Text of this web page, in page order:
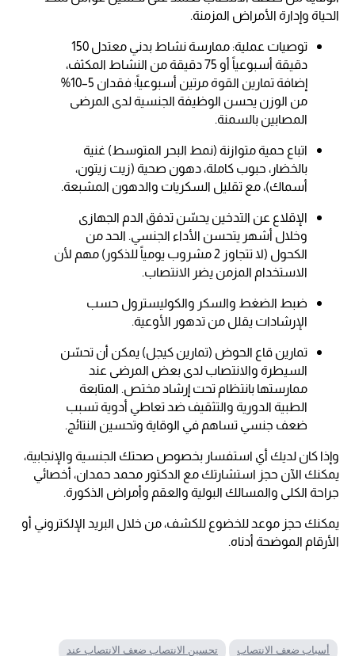
الحياة وإدارة الأمراض المزمنة.
توصيات عملية: ممارسة نشاط بدني معتدل 150
دقيقة أسبوعياً أو 75 دقيقة من النشاط المكثف،
إضافة تمارين القوة مرتين أسبوعياً؛ فقدان 5–10%
من الوزن يحسن الوظيفة الجنسية لدى المرضى
المصابين بالسمنة.
اتباع حمية متوازنة (نمط البحر المتوسط) غنية
بالخضار، حبوب كاملة، دهون صحية (زيت زيتون،
أسماك)، مع تقليل السكريات والدهون المشبعة.
الإقلاع عن التدخين يحسّن تدفق الدم الجهازى
وخلال أشهر يتحسن الأداء الجنسي. الحد من
الكحول (لا تتجاوز 2 مشروب يومياً للذكور) مهم لأن
الاستخدام المزمن يضر الانتصاب.
ضبط الضغط والسكر والكوليسترول حسب
الإرشادات يقلل من تدهور الأوعية.
تمارين قاع الحوض (تمارين كيجل) يمكن أن تحسّن
السيطرة والانتصاب لدى بعض المرضى عند
ممارستها بانتظام تحت إرشاد مختص. المتابعة
الطبية الدورية والتثقيف ضد تعاطي أدوية تسبب
ضعف جنسي تساهم في الوقاية وتحسين النتائج.
وإذا كان لديك أي استفسار بخصوص صحتك الجنسية والإنجابية،
يمكنك الآن حجز استشارتك مع الدكتور محمد حمدان، أخصائي
جراحة الكلى والمسالك البولية والعقم وأمراض الذكورة.
يمكنك حجز موعد للخضوع للكشف، من خلال البريد الإلكتروني أو
الأرقام الموضحة أدناه.
أسباب ضعف الانتصاب تحسين الانتصاب ضعف الانتصاب عند